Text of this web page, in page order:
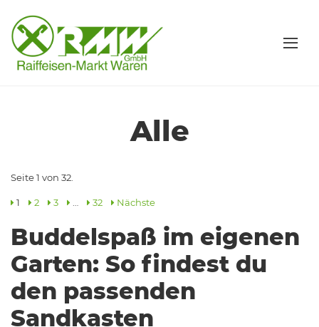
Alle
Seite 1 von 32.
1 2 3 32 Nächste
Buddelspaß im eigenen
Garten: So findest du
den passenden
Sandkasten